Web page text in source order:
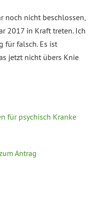
noch nicht beschlossen,
2017 in Kraft treten. Ich
für falsch. Es ist
jetzt nicht übers Knie
für psychisch Kranke
Antrag